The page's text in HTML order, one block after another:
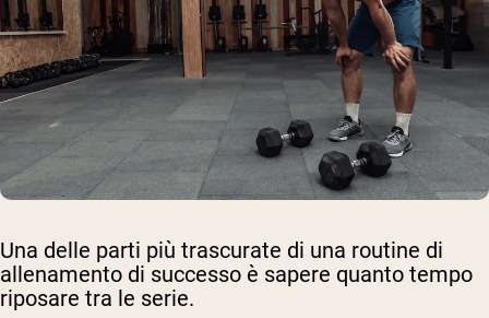
Una delle parti più trascurate di una routine di
allenamento di successo è sapere quanto tempo
riposare tra le serie.